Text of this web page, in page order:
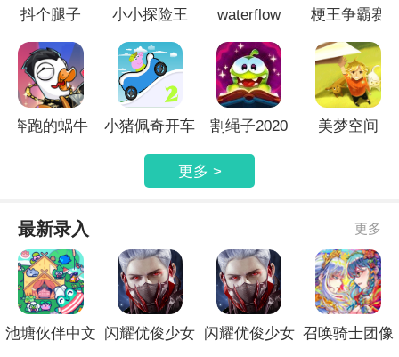
抖个腿子 小小探险王 waterflow 梗王争霸赛
奔跑的蜗牛 小猪佩奇开车 割绳子2020 美梦空间
更多 >
最新录入 更多
池塘伙伴中文 闪耀优俊少女 闪耀优俊少女 召唤骑士团像